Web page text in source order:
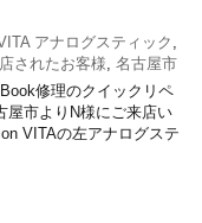
アナログスティック
されたお客様 名古屋市
修理のクイックリペ
屋市よりN様にご来店い
VITAの左アナログステ